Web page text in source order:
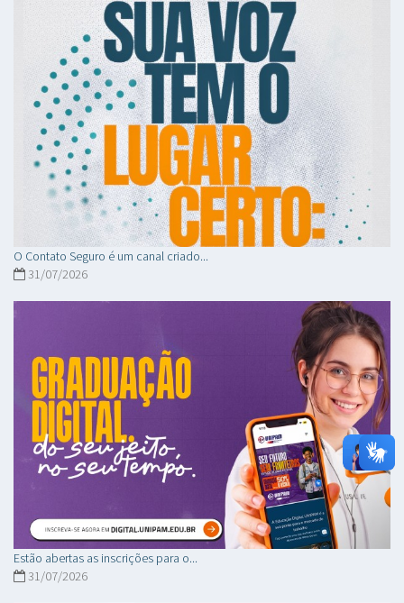
O Contato Seguro é um canal criado...
31/07/2026
Estão abertas as inscrições para o...
31/07/2026